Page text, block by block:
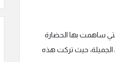
ساهمت بها الحضارة
الجميلة، حيث تركت هذه